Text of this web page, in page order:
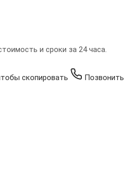
и сроки за 24 часа.
скопировать Позвонить